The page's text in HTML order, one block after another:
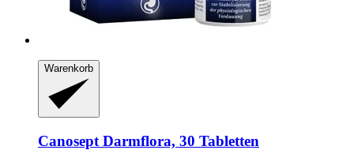
Warenkorb
Canosept Darmflora, 30 Tabletten